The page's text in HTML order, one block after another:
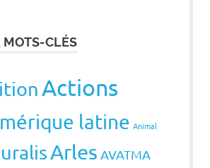
MOTS-CLÉS
Actions
latine Animal
Arles AVATMA